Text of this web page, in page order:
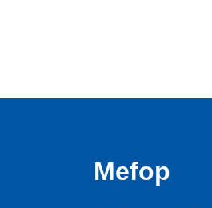
Mefop